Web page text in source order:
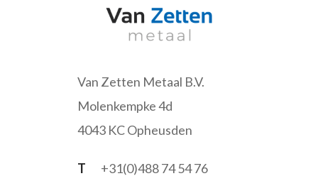
Van Zetten Metaal B.V.
Molenkempke 4d
4043 KC Opheusden
T
+31(0)488 74 54 76